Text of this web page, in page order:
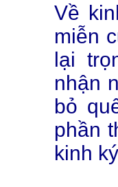
Về
miễn
lại
nhận
bỏ
phần
kinh